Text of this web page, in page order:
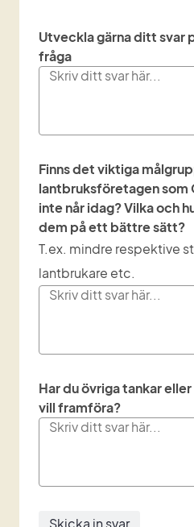
Utveckla gärna ditt svar
fråga
Finns det viktiga
lantbruksföretagen som
inte når idag? Vilka och
dem på ett bättre sätt?
T.ex. mindre respektive
lantbrukare etc.
Har du övriga tankar
vill framföra?